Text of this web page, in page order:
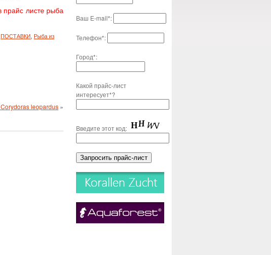
прайс листе рыба
ПОСТАВКИ Рыба из
leopardus »
Ваш E-mail*:
Телефон*:
Город*:
Какой прайс-лист
интересует*?
Введите этот код: